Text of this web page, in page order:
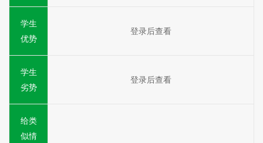
学生
优势
登录后查看
学生
劣势
登录后查看
给类
似情